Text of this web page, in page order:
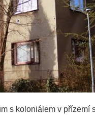
s koloniálem v přízemí